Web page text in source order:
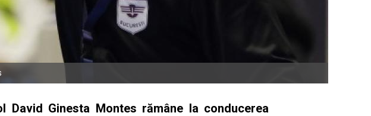
David Ginesta Montes rămâne la conducerea